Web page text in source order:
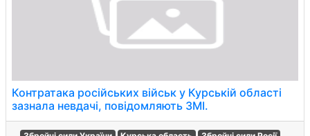
Контратака російських військ у Курській області
зазнала невдачі, повідомляють ЗМІ.